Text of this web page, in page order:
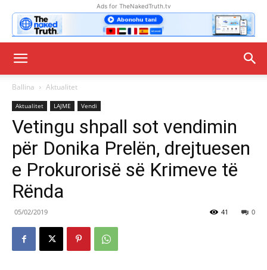
Ads for TheNakedTruth.tv
Ballina Aktualitet
Aktualitet LAJME Vendi
Vetingu shpall sot vendimin
për Donika Prelën, drejtuesen
e Prokurorisë së Krimeve të
Rënda
05/02/2019 0
41